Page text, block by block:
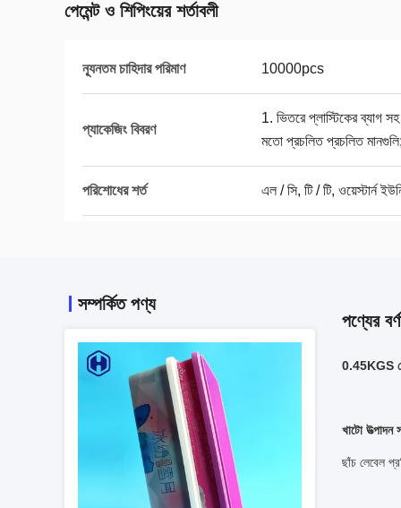
পেমেন্ট ও শিপিংয়ের শর্তাবলী
ন্যূনতম চাহিদার পরিমাণ 10000pcs
প্যাকেজিং বিবরণ
1. ভিতরে প্লাস্টিকের ব্যাগ
মতো প্রচলিত প্রচলিত মানগুলি;
পরিশোধের শর্ত এল / সি, টি / টি, ওয়েস্টার্ন
সম্পর্কিত পণ্য
Please
your
পণ্যের
0.45KGS
খাটো উত্পাদন
ছাঁচ লেবেল